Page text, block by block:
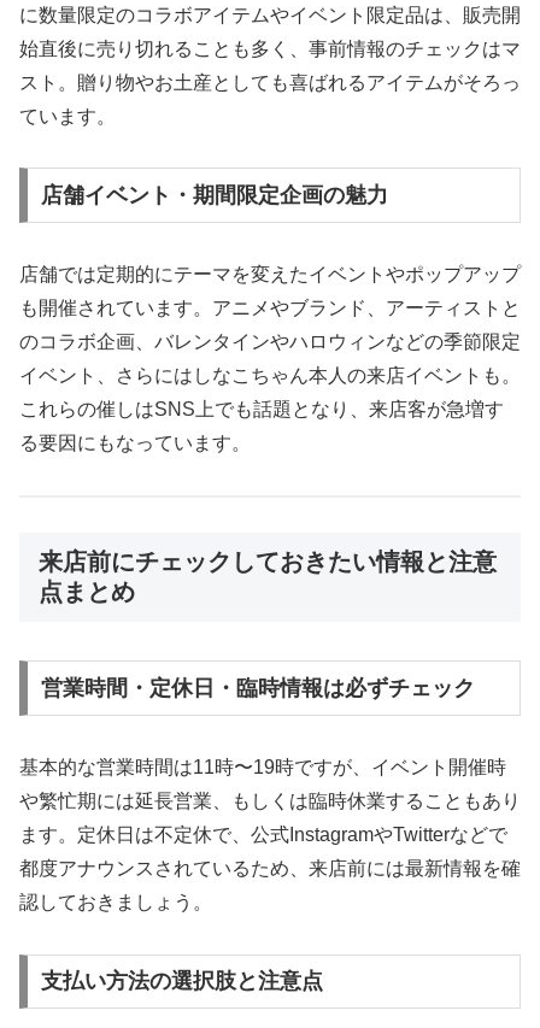
に数量限定のコラボアイテムやイベント限定品は、販売開
始直後に売り切れることも多く、事前情報のチェックはマ
スト。贈り物やお土産としても喜ばれるアイテムがそろっ
ています。
店舗イベント・期間限定企画の魅力
店舗では定期的にテーマを変えたイベントやポップアップ
も開催されています。アニメやブランド、アーティストと
のコラボ企画、バレンタインやハロウィンなどの季節限定
イベント、さらにはしなこちゃん本人の来店イベントも。
これらの催しはSNS上でも話題となり、来店客が急増す
る要因にもなっています。
来店前にチェックしておきたい情報と注意
点まとめ
営業時間・定休日・臨時情報は必ずチェック
基本的な営業時間は11時〜19時ですが、イベント開催時
や繁忙期には延長営業、もしくは臨時休業することもあり
ます。定休日は不定休で、公式InstagramやTwitterなどで
都度アナウンスされているため、来店前には最新情報を確
認しておきましょう。
支払い方法の選択肢と注意点